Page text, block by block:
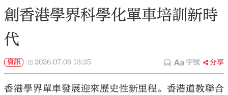
創香港學界科學化單車培訓新時
代
資訊 2026.07.06 13:25 字號 分享
香港學界單車發展迎來歷史性新里程。香港道教聯合